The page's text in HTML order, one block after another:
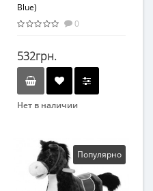
Blue)
0
532грн.
Нет в наличии
Транспорт
Материал
Популярно